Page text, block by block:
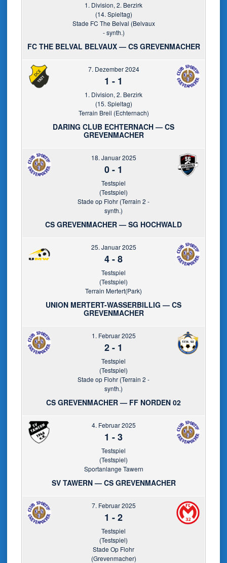
1. Division, 2. Berzirk
(14. Spieltag)
Stade FC The Belval (Belvaux
- synth.)
FC THE BELVAL BELVAUX — CS GREVENMACHER
7. Dezember 2024
1 - 1
1. Division, 2. Berzirk
(15. Spieltag)
Terrain Breil (Echternach)
DARING CLUB ECHTERNACH — CS
GREVENMACHER
18. Januar 2025
0- 1
Testspiel
(Testspiel)
Stade op Flohr (Terrain 2 -
synth.)
CS GREVENMACHER — SG HOCHWALD
25. Januar 2025
4-8
Testspiel
(Testspiel)
Terrain Mertert(Park)
UNION MERTERT-WASSERBILLIG — CS
GREVENMACHER
1. Februar 2025
2- 1
Testspiel
(Testspiel)
Stade op Flohr (Terrain 2 -
synth.)
CS GREVENMACHER — FF NORDEN 02
4. Februar 2025
1 -3
Testspiel
(Testspiel)
Sportanlange Tawern
SV TAWERN — CS GREVENMACHER
7. Februar 2025
1 -2
Testspiel
(Testspiel)
Stade Op Flohr
(Grevenmacher)